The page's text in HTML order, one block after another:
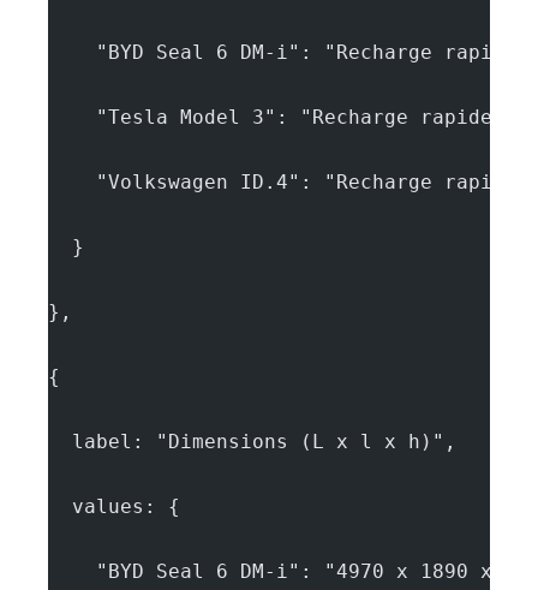
"BYD Seal 6 DM-i": "Recharge rapide
"Tesla Model 3": "Recharge rapide en
"Volkswagen ID.4": "Recharge rapide
  }
},
{
  label: "Dimensions (L x l x h)",
  values: {
"BYD Seal 6 DM-i": "4970 x 1890 x